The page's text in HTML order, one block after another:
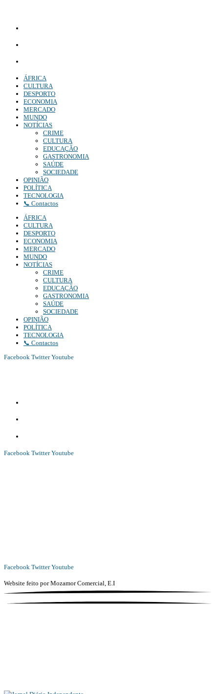
ÁFRICA
CULTURA
DESPORTO
ECONOMIA
MERCADO
MUNDO
NOTÍCIAS
CRIME
CULTURA
EDUCAÇÃO
GASTRONOMIA
SAÚDE
SOCIEDADE
OPINIÃO
POLÍTICA
TECNOLOGIA
📞 Contactos
ÁFRICA
CULTURA
DESPORTO
ECONOMIA
MERCADO
MUNDO
NOTÍCIAS
CRIME
CULTURA
EDUCAÇÃO
GASTRONOMIA
SAÚDE
SOCIEDADE
OPINIÃO
POLÍTICA
TECNOLOGIA
📞 Contactos
Facebook Twitter Youtube
Facebook Twitter Youtube
Facebook Twitter Youtube
Website feito porMozamor Comercial, E.I